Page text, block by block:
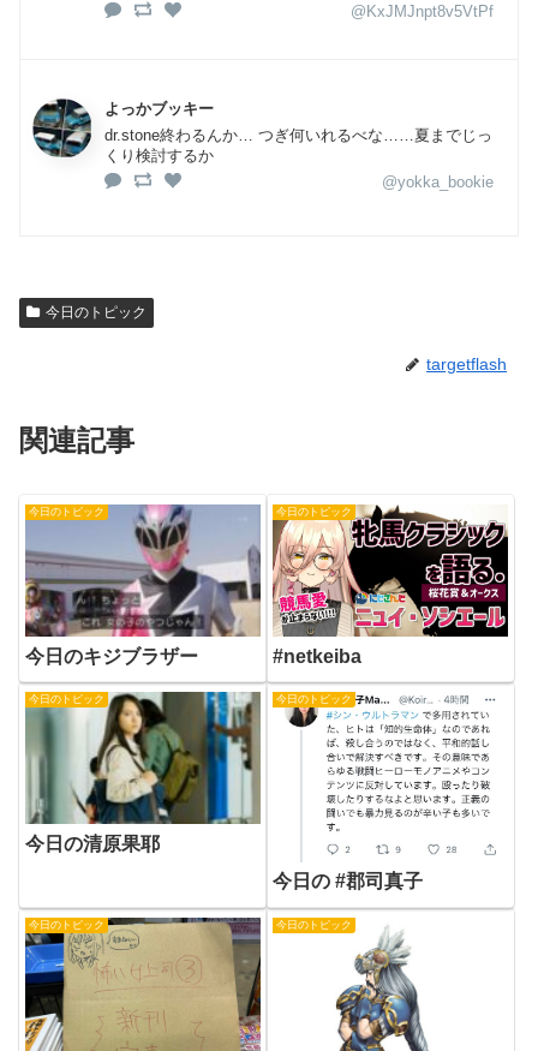
@KxJMJnpt8v5VtPf
よっかブッキー
dr.stone終わるんか… つぎ何いれるべな……夏までじっ
くり検討するか
@yokka_bookie
今日のトピック
targetflash
関連記事
今日のトピック
今日のキジブラザー
今日のトピック
#netkeiba
今日のトピック
今日の清原果耶
今日のトピック
今日の #郡司真子
今日のトピック 今日のトピック